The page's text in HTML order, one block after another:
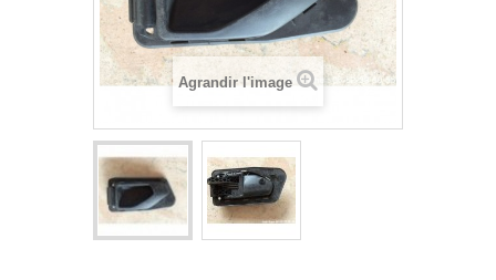
Agrandir l'image